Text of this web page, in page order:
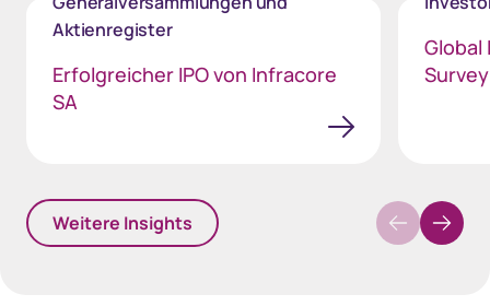
Aktienregister
Erfolgreicher IPO von Infracore
SA
Weitere Insights